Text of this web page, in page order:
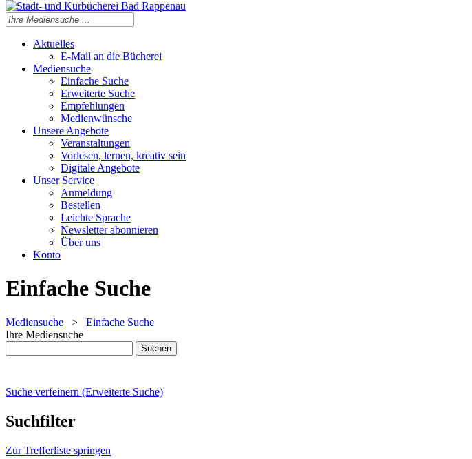
Aktuelles
E-Mail an die Bücherei
Mediensuche
Einfache Suche
Erweiterte Suche
Empfehlungen
Medienwünsche
Unsere Angebote
Veranstaltungen
Vorlesen, lernen, kreativ sein
Digitale Angebote
Unser Service
Anmeldung
Bestellen
Leichte Sprache
Newsletter abonnieren
Über uns
Konto
Einfache Suche
Mediensuche > Einfache Suche
Ihre Mediensuche
Suche verfeinern (Erweiterte Suche)
Suchfilter
Zur Trefferliste springen